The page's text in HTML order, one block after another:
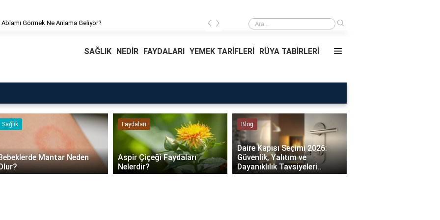
Görmek Ne Anlama Geliyor? Rüyada Ablamı Görmek Ne Anlama Geliyor?
‹ ›
SAĞLIK NEDİR FAYDALARI YEMEK TARİFLERİ RÜYA TABİRLERİ
Faydaları
Çiçeği Faydaları
Blog
Daire Kapısı Seçimi 2026:
Güvenlik, Yalıtım ve
Dayanıklılık Tavsiyeleri..
Rüya Tabirleri
Rüyada Ablamı Görmek Ne
Anlama Geliyor?